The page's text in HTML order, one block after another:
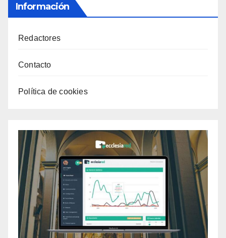
Información
Redactores
Contacto
Política de cookies